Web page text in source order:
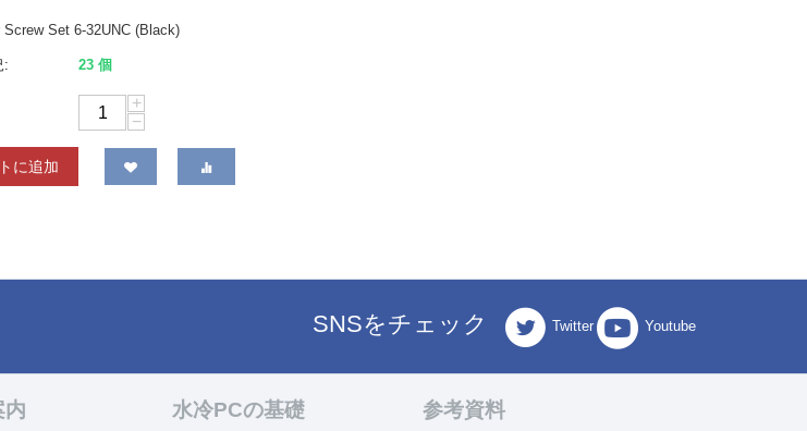
Screw Set 6-32UNC (Black)
: 23 個
+
−
に追加
SNSをチェック Twitter Youtube
内 水冷PCの基礎 参考資料